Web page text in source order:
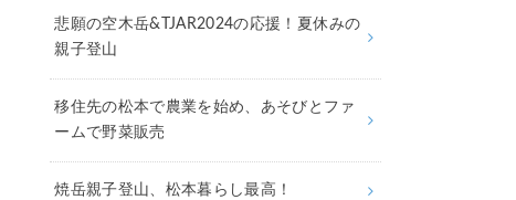
悲願の空木岳&TJAR2024の応援！夏休みの
親子登山
移住先の松本で農業を始め、あそびとファ
ームで野菜販売
焼岳親子登山、松本暮らし最高！